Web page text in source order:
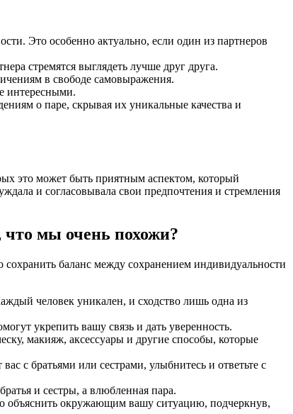
Это особенно актуально, если один из партнеров
стремятся выглядеть лучше друг друга.
в свободе самовыражения.
интересными.
о паре, скрывая их уникальные качества и
это может быть приятным аспектом, который
и согласовывала свои предпочтения и стремления
что мы очень похожи?
баланс между сохранением индивидуальности
человек уникален, и сходство лишь одна из
укрепить вашу связь и дать уверенность.
макияж, аксессуары и другие способы, которые
с братьями или сестрами, улыбнитесь и ответьте с
и сестры, а влюбленная пара.
объяснить окружающим вашу ситуацию, подчеркнув,